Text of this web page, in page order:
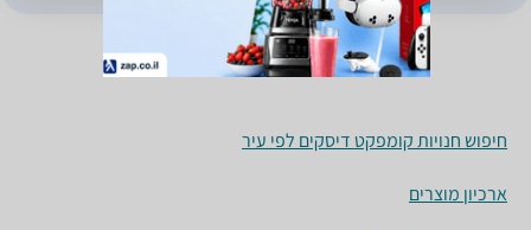
חיפוש חנויות קומפקט דיסקים לפי עיר
ארכיון מוצרים